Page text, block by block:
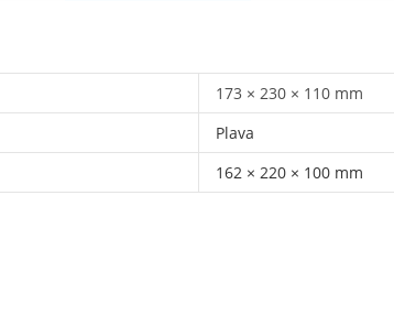
173 × 230 × 110 mm
Plava
162 × 220 × 100 mm